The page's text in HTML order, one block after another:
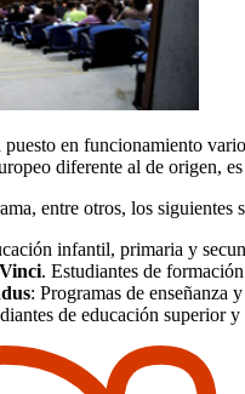
en funcionamiento
diferente al de origen,
entre otros, los siguientes
infantil, primaria y
. Estudiantes de
: Programas de enseñanza
de educación superior